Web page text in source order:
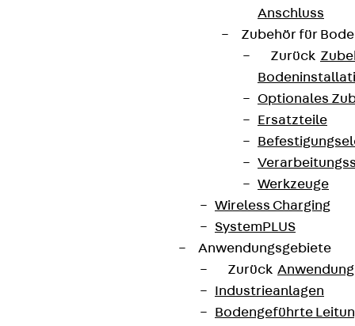
Anschluss
Zubehör für
Zurück
Optionales
Ersatzteile
Werkzeuge
Wireless Charging
SystemPLUS
Anwendungsgebiete
Zurück
Industrieanlagen
Bodengeführte